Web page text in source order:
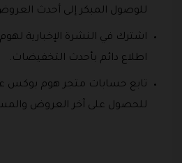
للوصول المبكر إلى أحدث
اشترك في النشرة الإخبارية
اطلاع دائم بأحدث التخفيضات.
تابع حسابات متجر هوم بوكس
للحصول على آخر العروض